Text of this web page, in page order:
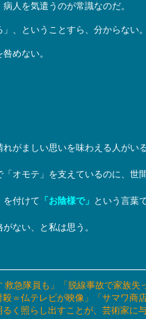
人を気遣うのが常識なのだ。
、ということすら、分からない。
めない。
がましい思いを味わえる人がいる
オモテ」を支えているのに、
を付けて 「お陰様で」 という言葉
ない、と私は思う。
急隊員も」「脱線事故で家族失
＝仏テレビが映像」「サマワ
く照らし出すことが、芸術家に